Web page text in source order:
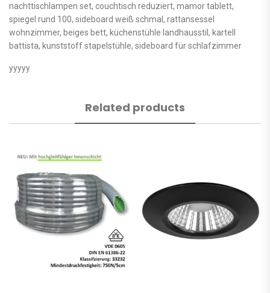
nachttischlampen set, couchtisch reduziert, mamor tablett,
spiegel rund 100, sideboard weiß schmal, rattansessel
wohnzimmer, beiges bett, küchenstühle landhausstil, kartell
battista, kunststoff stapelstühle, sideboard für schlafzimmer
yyyyy
Related products